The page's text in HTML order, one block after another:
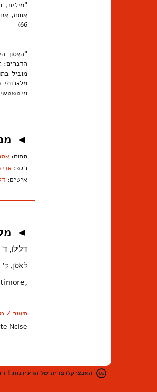
"מילים,
אותם,
66).
"האסון
הדברים:
מוביל
מלאכותי
◄
תחום:
רגש:
אישים:
◄
דלילו, ד' 1991:
לאסן, ק' 2002:
תאור /
Noise
האנציקלופדיה של הרעיונות |